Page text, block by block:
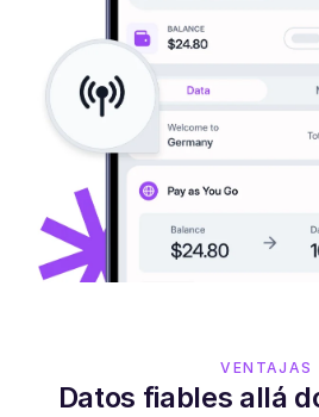
VENTAJAS
Datos fiables allá